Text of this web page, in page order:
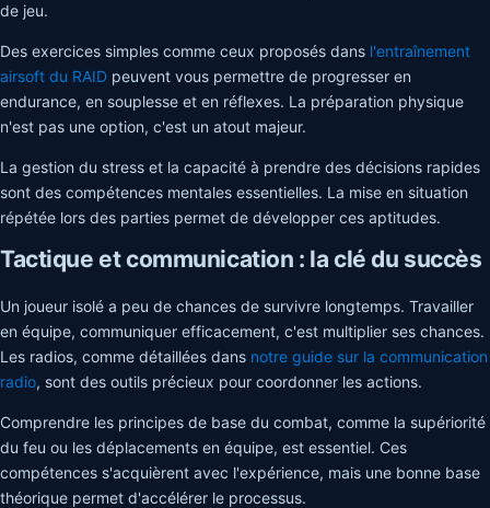
de jeu.
Des exercices simples comme ceux proposés dans l'entraînement
airsoft du RAID peuvent vous permettre de progresser en
endurance, en souplesse et en réflexes. La préparation physique
n'est pas une option, c'est un atout majeur.
La gestion du stress et la capacité à prendre des décisions rapides
sont des compétences mentales essentielles. La mise en situation
répétée lors des parties permet de développer ces aptitudes.
Tactique et communication : la clé du succès
Un joueur isolé a peu de chances de survivre longtemps. Travailler
en équipe, communiquer efficacement, c'est multiplier ses chances.
Les radios, comme détaillées dans notre guide sur la communication
radio, sont des outils précieux pour coordonner les actions.
Comprendre les principes de base du combat, comme la supériorité
du feu ou les déplacements en équipe, est essentiel. Ces
compétences s'acquièrent avec l'expérience, mais une bonne base
théorique permet d'accélérer le processus.